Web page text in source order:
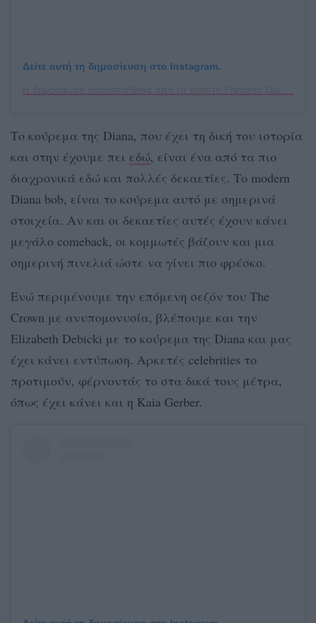
Δείτε αυτή τη δημοσίευση στο Instagram.
Το κούρεμα της Diana, που έχει τη δική του ιστορία
και στην έχουμε πει εδώ, είναι ένα από τα πιο
διαχρονικά εδώ και πολλές δεκαετίες. Το modern
Diana bob, είναι το κούρεμα αυτό με σημερινά
στοιχεία. Αν και οι δεκαετίες αυτές έχουν κάνει
μεγάλο comeback, οι κομμωτές βάζουν και μια
σημερινή πινελιά ώστε να γίνει πιο φρέσκο.
Ενώ περιμένουμε την επόμενη σεζόν του The
Crown με ανυπομονυσία, βλέπουμε και την
Elizabeth Debicki με το κούρεμα της Diana και μας
έχει κάνει εντύπωση. Αρκετές celebrities το
προτιμούν, φέρνοντάς το στα δικά τους μέτρα,
όπως έχει κάνει και η Kaia Gerber.